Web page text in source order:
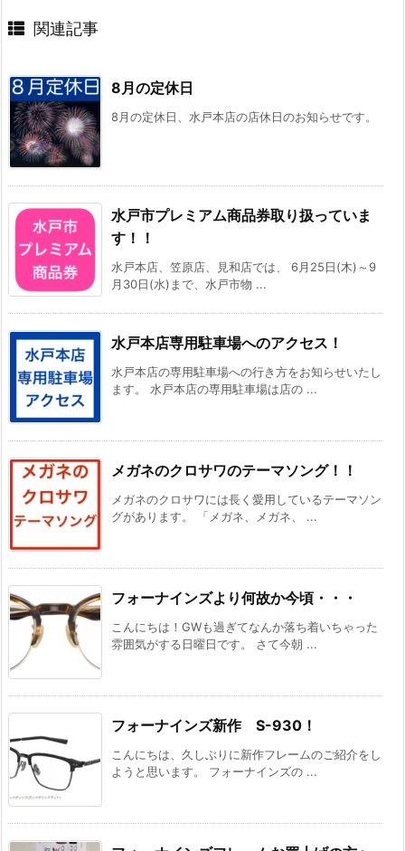
関連記事
8月の定休日
8月の定休日、水戸本店の店休日のお知らせです。
水戸市プレミアム商品券取り扱っていま
す！！
水戸本店、笠原店、見和店では、 6月25日(木)～9
月30日(水)まで、水戸市物 ...
水戸本店専用駐車場へのアクセス！
水戸本店の専用駐車場への行き方をお知らせいたし
ます。 水戸本店の専用駐車場は店の ...
メガネのクロサワのテーマソング！！
メガネのクロサワには長く愛用しているテーマソン
グがあります。 「メガネ、メガネ、 ...
フォーナインズより何故か今頃・・・
こんにちは！GWも過ぎてなんか落ち着いちゃった
雰囲気がする日曜日です。 さて今朝 ...
フォーナインズ新作 S-930！
こんにちは、久しぶりに新作フレームのご紹介をし
ようと思います。 フォーナインズの ...